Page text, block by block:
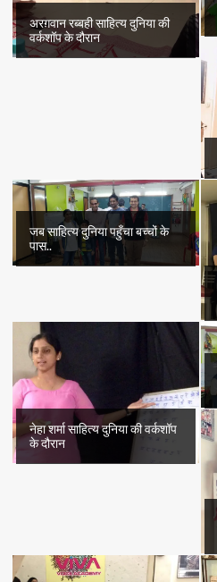
अरग़वान रब्बही साहित्य दुनिया की
वर्कशॉप के दौरान
जब साहित्य दुनिया पहुँचा बच्चों के
पास..
नेहा शर्मा साहित्य दुनिया की वर्कशॉप
के दौरान